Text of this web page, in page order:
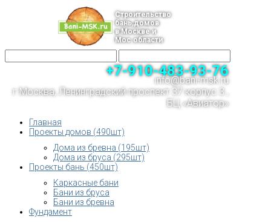
Строительство
бань,домов
в Москве и
Мос.области
+7-910-483-93-76
info@bani-msk.ru
г.Москва, Ленинградский проспект 37 корпус 3 ,
БЦ «Авиатор»
Главная
Проекты домов (490шт)
Дома из бревна (195шт)
Дома из бруса (295шт)
Проекты бань (450шт)
Каркасные бани
Бани из бруса
Бани из бревна
Фундамент